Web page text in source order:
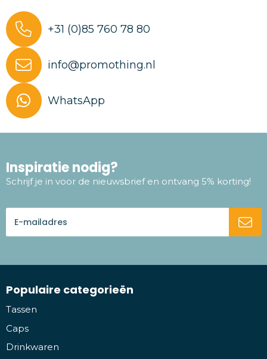
+31 (0)85 760 78 80
info@promothing.nl
WhatsApp
Inspiratie nodig?
Schrijf je in voor de nieuwsbrief en ontvang 5% korting!
Populaire categorieën
Tassen
Caps
Drinkwaren